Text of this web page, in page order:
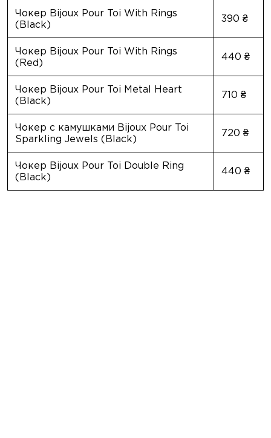
Чокер Bijoux Pour Toi With Rings
(Black)
390 ₴
Чокер Bijoux Pour Toi With Rings
(Red)
440 ₴
Чокер Bijoux Pour Toi Metal Heart
(Black)
710 ₴
Чокер с камушками Bijoux Pour Toi
Sparkling Jewels (Black)
720 ₴
Чокер Bijoux Pour Toi Double Ring
(Black)
440 ₴